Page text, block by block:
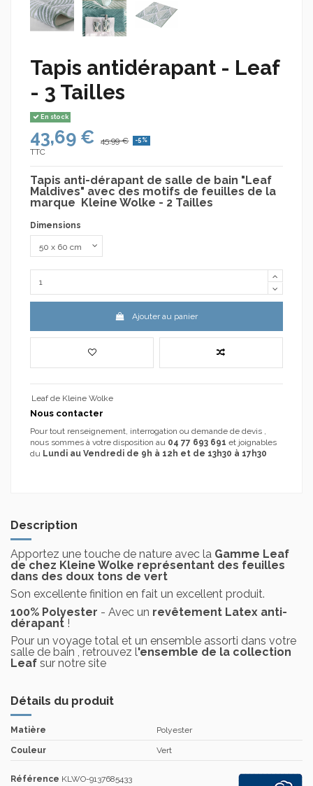
Tapis antidérapant - Leaf
- 3 Tailles
En stock
43,69 € 45,99 € -5%
TTC
Tapis anti-dérapant de salle de bain "Leaf
Maldives" avec des motifs de feuilles de la
marque Kleine Wolke - 2 Tailles
Dimensions
Ajouter au panier
Leaf de Kleine Wolke
Nous contacter
Pour tout renseignement, interrogation ou demande de devis ,
nous sommes à votre disposition au 04 77 693 691 et joignables
du Lundi au Vendredi de 9h à 12h et de 13h30 à 17h30
Description
Apportez une touche de nature avec la Gamme Leaf
de chez Kleine Wolke représentant des feuilles
dans des doux tons de vert
Son excellente finition en fait un excellent produit.
100% Polyester - Avec un revêtement Latex anti-
dérapant !
Pour un voyage total et un ensemble assorti dans votre
salle de bain , retrouvez l'ensemble de la collection
Leaf sur notre site
Détails du produit
Matière Polyester
Couleur Vert
Référence KLWO-9137685433